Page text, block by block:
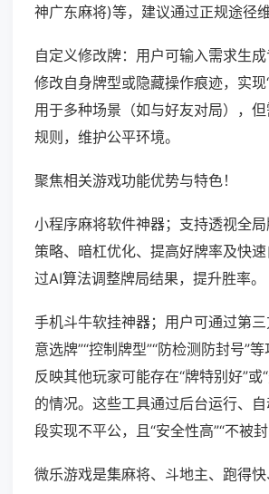
神广东麻将)等，建议通过正规途径
自定义修改牌：用户可输入需求生成
修改自身牌型或隐藏操作痕迹，实现
用于多种场景（如与好友对局），
规则，维护公平环境。
聚焦相关游戏功能优势与特色！
小程序麻将软件神器；支持透视全
策略、暗杠优化、提高好牌率及快
过AI算法调整牌局结果，提升胜率。
手机斗牛软挂神器；用户可通过第
意选牌”“控制牌型”“防检测防封号”
反映其他玩家可能存在“牌特别好”或
的情况。这些工具通过后台运行、
段实现不平公，且“安全性高”“不被封
微乐游戏是集麻将、斗地主、跑得